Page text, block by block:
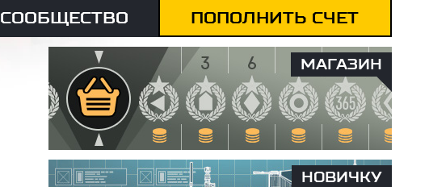
СООБЩЕСТВО ПОПОЛНИТЬ СЧЕТ
МАГАЗИН
НОВИЧКУ